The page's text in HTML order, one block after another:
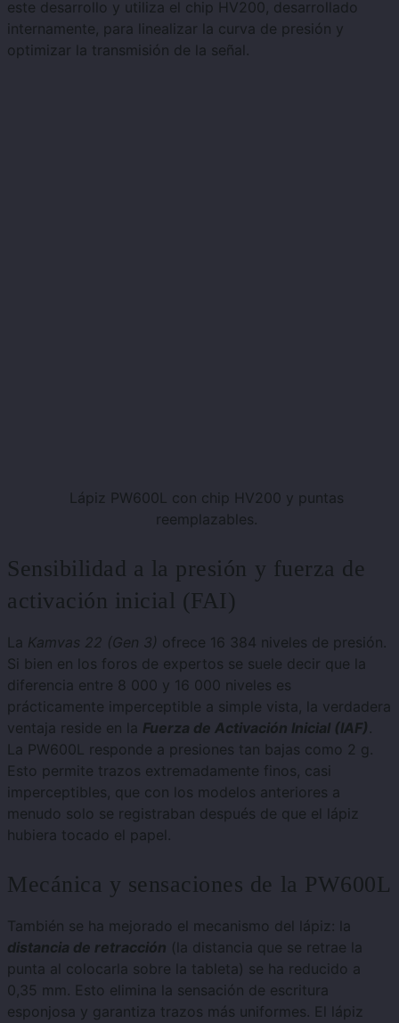
este desarrollo y utiliza el chip HV200, desarrollado
internamente, para linealizar la curva de presión y
optimizar la transmisión de la señal.
Lápiz PW600L con chip HV200 y puntas
reemplazables.
Sensibilidad a la presión y fuerza de
activación inicial (FAI)
La Kamvas 22 (Gen 3) ofrece 16 384 niveles de presión.
Si bien en los foros de expertos se suele decir que la
diferencia entre 8 000 y 16 000 niveles es
prácticamente imperceptible a simple vista, la verdadera
ventaja reside en la Fuerza de Activación Inicial (IAF) .
La PW600L responde a presiones tan bajas como 2 g.
Esto permite trazos extremadamente finos, casi
imperceptibles, que con los modelos anteriores a
menudo solo se registraban después de que el lápiz
hubiera tocado el papel.
Mecánica y sensaciones de la PW600L
También se ha mejorado el mecanismo del lápiz: la
distancia de retracción (la distancia que se retrae la
punta al colocarla sobre la tableta) se ha reducido a
0,35 mm. Esto elimina la sensación de escritura
esponjosa y garantiza trazos más uniformes. El lápiz